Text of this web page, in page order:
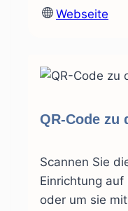
QR-Code zu
Scannen Sie
Einrichtung
oder um sie
Webseite